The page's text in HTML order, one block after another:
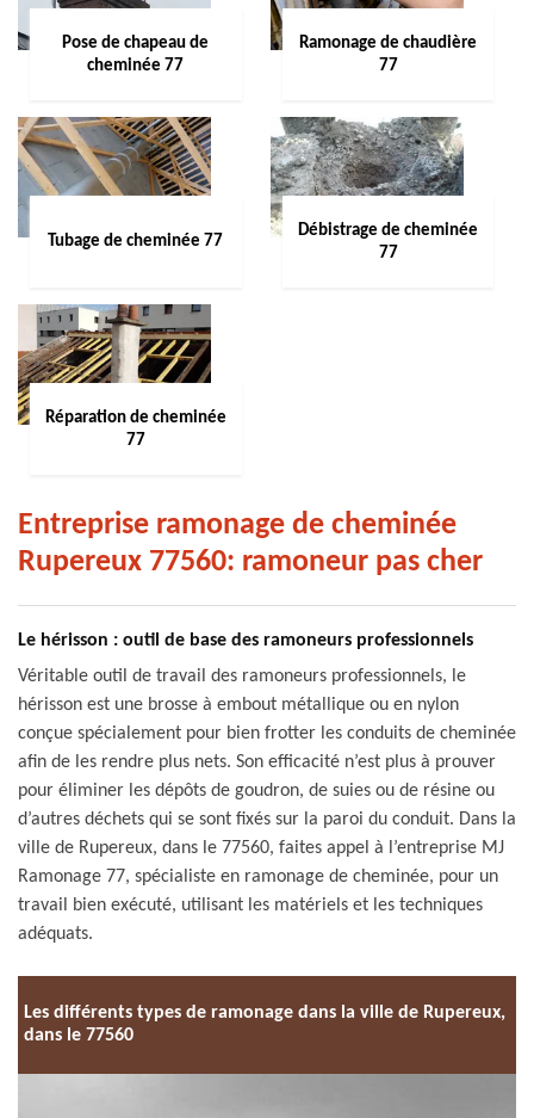
Pose de chapeau de
cheminée 77
Ramonage de chaudière
77
Tubage de cheminée 77
Débistrage de cheminée
77
Réparation de cheminée
77
Entreprise ramonage de cheminée
Rupereux 77560: ramoneur pas cher
Le hérisson : outil de base des ramoneurs professionnels
Véritable outil de travail des ramoneurs professionnels, le
hérisson est une brosse à embout métallique ou en nylon
conçue spécialement pour bien frotter les conduits de cheminée
afin de les rendre plus nets. Son efficacité n’est plus à prouver
pour éliminer les dépôts de goudron, de suies ou de résine ou
d’autres déchets qui se sont fixés sur la paroi du conduit. Dans la
ville de Rupereux, dans le 77560, faites appel à l’entreprise MJ
Ramonage 77, spécialiste en ramonage de cheminée, pour un
travail bien exécuté, utilisant les matériels et les techniques
adéquats.
Les différents types de ramonage dans la ville de Rupereux,
dans le 77560